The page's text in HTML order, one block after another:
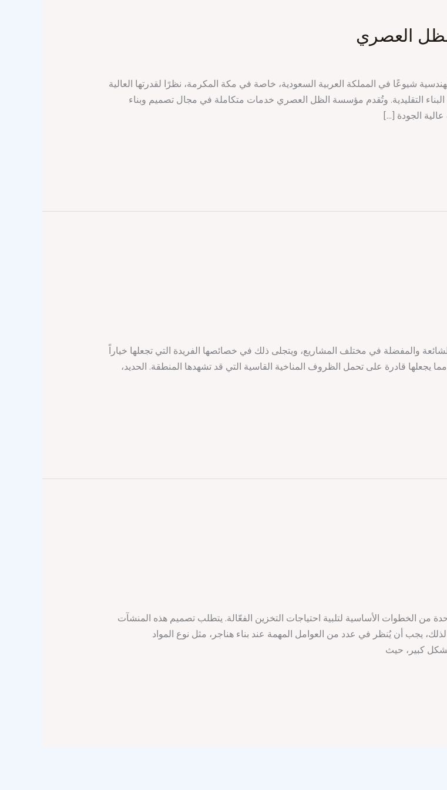
العصري
شيوعًا في المملكة العربية السعودية، خاصة في مكة المكرمة، نظرًا لقدرتها العالية
البناء التقليدية. وتُقدم مؤسسة الظل العصري خدمات متكاملة في مجال تصميم وبناء
الجودة […]
والمفضلة في مختلف المشاريع، ويتجلى ذلك في خصائصها الفريدة التي تجعلها خياراً
مما يجعلها قادرة على تحمل الظروف المناخية القاسية التي قد تشهدها المنطقة. الحديد،
من الخطوات الأساسية لتلبية احتياجات التخزين الفعّالة. يتطلب تصميم هذه المنشآت
لذلك، يجب أن يُنظر في عدد من العوامل المهمة عند بناء هناجر، مثل نوع المواد
بشكل كبير، حيث